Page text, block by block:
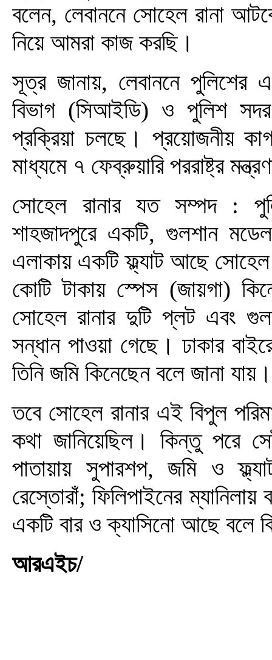
বলেন, লেবাননে সোহেল রানা
নিয়ে আমরা কাজ করছি।
সূত্র জানায়, লেবাননে পুলিশের
বিভাগ (সিআইডি) ও পুলিশ
প্রক্রিয়া চলছে। প্রয়োজনীয়
মাধ্যমে ৭ ফেব্রুয়ারি পররাষ্ট্র
সোহেল রানার যত সম্পদ :
শাহজাদপুরে একটি, গুলশান
এলাকায় একটি ফ্ল্যাট আছে
কোটি টাকায় স্পেস (জায়গা)
সোহেল রানার দুটি প্লট এবং
সন্ধান পাওয়া গেছে। ঢাকার
তিনি জমি কিনেছেন বলে জানা যায়।
তবে সোহেল রানার এই বিপুল
কথা জানিয়েছিল। কিন্তু পরে
পাতায়ায় সুপারশপ, জমি ও
রেস্তোরাঁ; ফিলিপাইনের ম্যানিলায়
একটি বার ও ক্যাসিনো আছে বলে
আরএইচ/